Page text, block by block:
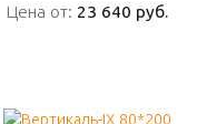
Цена от: 23 640 руб.
Цена от: 23 640 руб.